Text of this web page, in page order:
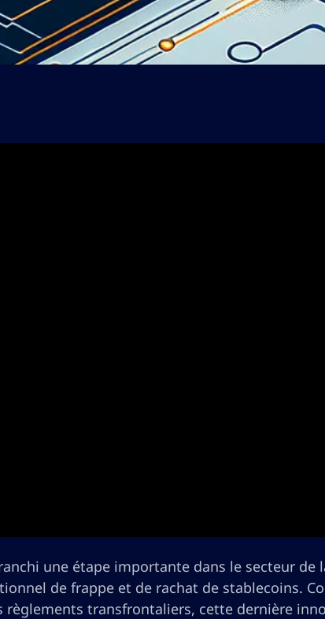
une étape importante dans le secteur de
de frappe et de rachat de stablecoins.
règlements transfrontaliers, cette dernière